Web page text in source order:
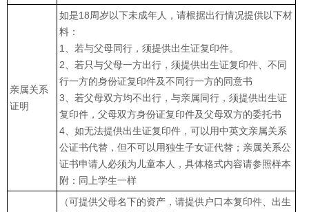
亲属关系
证明
如是18周岁以下未成年人，请根据出行情况提供以下材
料：
1、若与父母同行，须提供出生证复印件。
2、若只与父母一方出行，须提供出生证复印件、不同
行一方的身份证复印件及不同行一方的同意书
3、若父母双方均不出行，与亲属同行，须提供出生证
复印件，父母双方身份证复印件及父母双方的委托书
4、如无法提供出生证复印件，可以用中英文亲属关系
公证书代替，但不可以用独生子女证代替；亲属关系公
证书申请人必须为儿童本人，具体格式内容请参照样本
附：同上学生一样
（可提供父母名下的资产，请提供户口本复印件、出生